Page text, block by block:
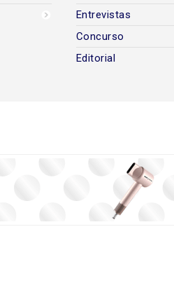
Entrevistas
Concurso
Editorial